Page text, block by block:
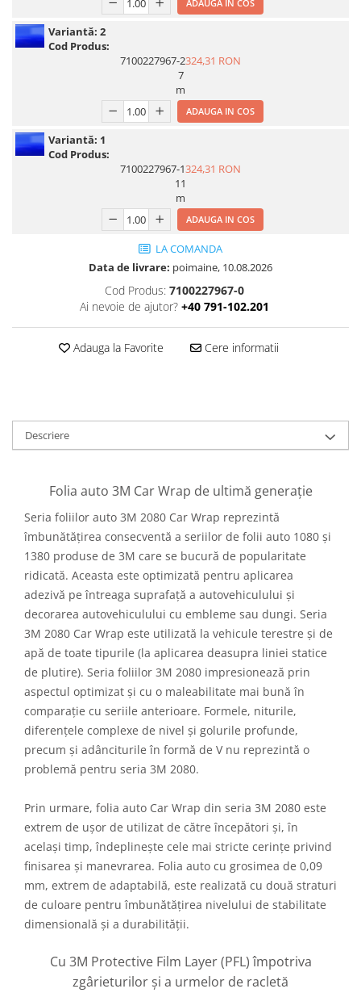
Print format mare
Serigrafie
Cast
Speciale
Benzi antiderapante
Benzi și covoare anti-alunecare
ADAUGA IN COS
Variantă: 2
Cod Produs:
7100227967-2324,31 RON
7
m
ADAUGA IN COS
Variantă: 1
Cod Produs:
7100227967-1324,31 RON
11
m
ADAUGA IN COS
LA COMANDA
Data de livrare: poimaine, 10.08.2026
Cod Produs: 7100227967-0
Ai nevoie de ajutor? +40 791-102.201
Adauga la Favorite Cere informatii
Descriere
Folia auto 3M Car Wrap de ultimă generație
Seria foliilor auto 3M 2080 Car Wrap reprezintă
îmbunătățirea consecventă a seriilor de folii auto 1080 și
1380 produse de 3M care se bucură de popularitate
ridicată. Aceasta este optimizată pentru aplicarea
adezivă pe întreaga suprafață a autovehiculului și
decorarea autovehiculului cu embleme sau dungi. Seria
3M 2080 Car Wrap este utilizată la vehicule terestre și de
apă de toate tipurile (la aplicarea deasupra liniei statice
de plutire). Seria foliilor 3M 2080 impresionează prin
aspectul optimizat și cu o maleabilitate mai bună în
comparație cu seriile anterioare. Formele, niturile,
diferențele complexe de nivel și golurile profunde,
precum și adânciturile în formă de V nu reprezintă o
problemă pentru seria 3M 2080.
Prin urmare, folia auto Car Wrap din seria 3M 2080 este
extrem de ușor de utilizat de către începători și, în
același timp, îndeplinește cele mai stricte cerințe privind
finisarea și manevrarea. Folia auto cu grosimea de 0,09
mm, extrem de adaptabilă, este realizată cu două straturi
de culoare pentru îmbunătățirea nivelului de stabilitate
dimensională și a durabilității.
Cu 3M Protective Film Layer (PFL) împotriva
zgârieturilor și a urmelor de racletă